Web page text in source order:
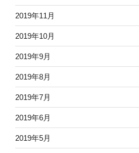
2019年11月
2019年10月
2019年9月
2019年8月
2019年7月
2019年6月
2019年5月